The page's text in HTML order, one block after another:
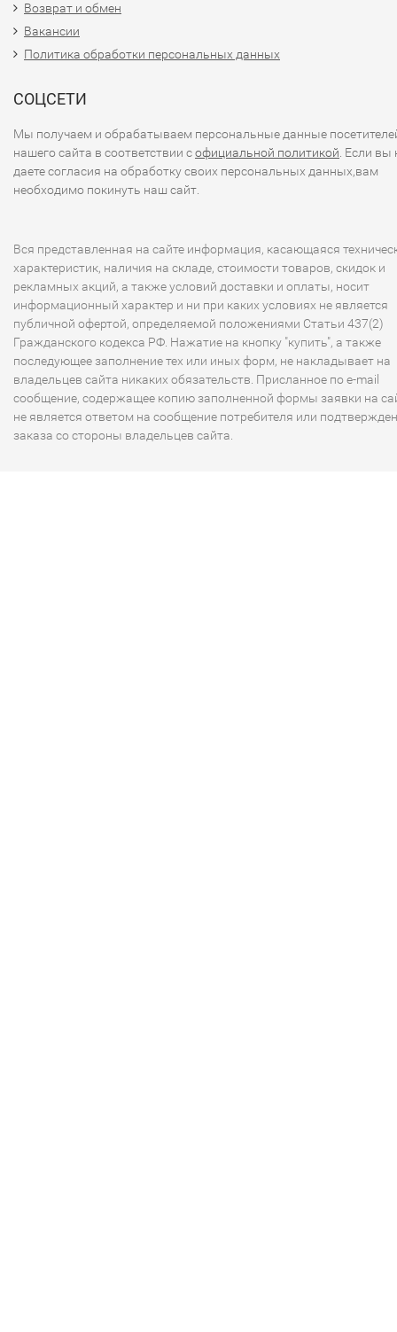
Возврат и обмен
Вакансии
Политика обработки персональных данных
СОЦСЕТИ
Мы получаем и обрабатываем персональные данные
нашего сайта в соответствии софициальной политикой . Если вы
даете согласия на обработку своих персональных данных,вам
необходимо покинуть наш сайт.
Вся представленная на сайте информация, касающаяся
характеристик, наличия на складе, стоимости товаров, скидок и
рекламных акций, а также условий доставки и оплаты, носит
информационный характер и ни при каких условиях не является
публичной офертой, определяемой положениями Статьи 437(2)
Гражданского кодекса РФ. Нажатие на кнопку "купить", а также
последующее заполнение тех или иных форм, не накладывает на
владельцев сайта никаких обязательств. Присланное по e-mail
сообщение, содержащее копию заполненной формы заявки на
не является ответом на сообщение потребителя или
заказа со стороны владельцев сайта.